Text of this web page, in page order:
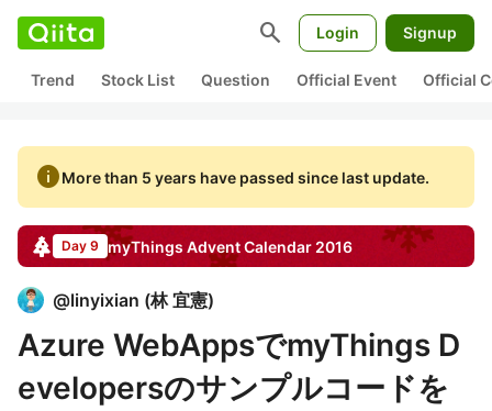
search Login Signup
Trend Stock List Question Official Event Official
infoMore than 5 years have passed since last update.
Day 9 myThings Advent Calendar 2016
@linyixian (林 宜憲)
Azure WebAppsでmyThings D
evelopersのサンプルコードを